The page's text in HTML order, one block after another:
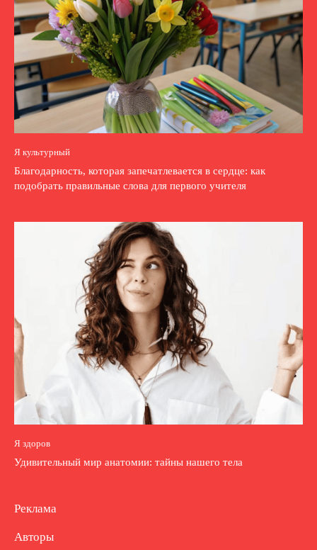
Я культурный
Благодарность, которая запечатлевается в сердце: как
подобрать правильные слова для первого учителя
Я здоров
Удивительный мир анатомии: тайны нашего тела
Реклама
Авторы